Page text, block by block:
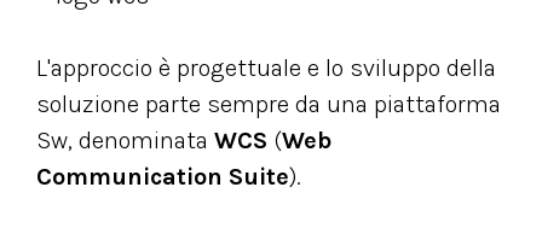
L'approccio è progettuale e lo sviluppo della
soluzione parte sempre da una piattaforma
Sw, denominata WCS (Web
Communication Suite).